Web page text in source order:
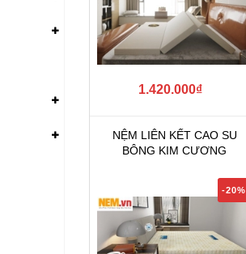
1.420.000₫
NỆM LIÊN KẾT CAO SU
BÔNG KIM CƯƠNG
-20%